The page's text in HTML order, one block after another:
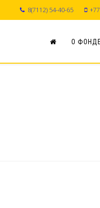
8(7112) 54-40-65
О ФОНДЕ